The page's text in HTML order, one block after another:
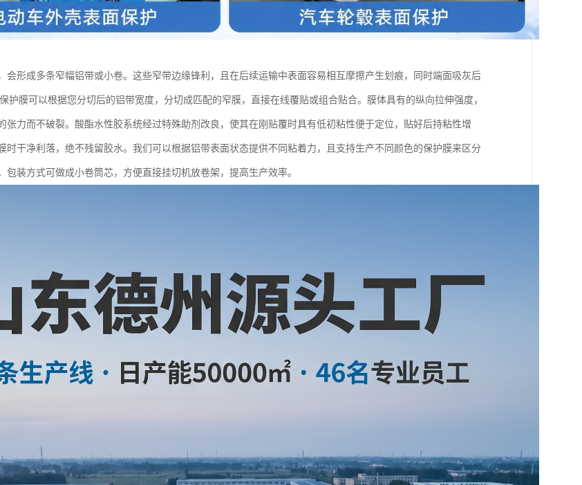
会形成多条窄幅铝带或小卷。这些窄带边缘锋利，且在后续运输中表面容易相互摩擦产生划痕，同时端面吸灰后
护膜可以根据您分切后的铝带宽度，分切成匹配的窄膜，直接在线覆贴或组合贴合。膜体具有的纵向拉伸强度，
张力而不破裂。酸酯水性胶系统经过特殊助剂改良，使其在刚贴覆时具有低初粘性便于定位，贴好后持粘性增
时干净利落，绝不残留胶水。我们可以根据铝带表面状态提供不同粘着力，且支持生产不同颜色的保护膜来区分
包装方式可做成小卷筒芯，方便直接挂切机放卷架，提高生产效率。